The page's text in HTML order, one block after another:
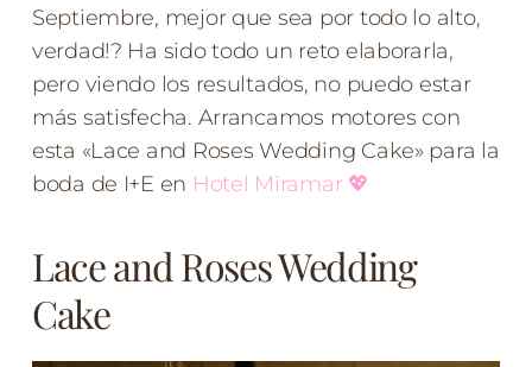
Septiembre, mejor que sea por todo lo alto,
verdad!? Ha sido todo un reto elaborarla,
pero viendo los resultados, no puedo estar
más satisfecha. Arrancamos motores con
esta «Lace and Roses Wedding Cake» para la
boda de I+E en Hotel Miramar 💖
Lace and Roses Wedding
Cake